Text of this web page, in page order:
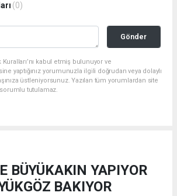
(0)
Gönder
kabul etmiş bulunuyor ve
yaptığınız yorumunuzla ilgili doğrudan veya dolaylı
üstleniyorsunuz. Yazılan tüm yorumlardan site
tutulamaz.
BÜYÜKAKIN YAPIYOR
BAKIYOR